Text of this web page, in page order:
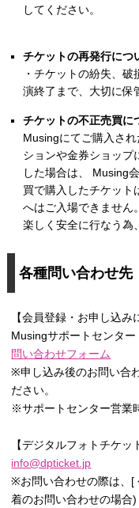
してください。
チケットの再発行につ
・チケットの紛失、
演終了まで、大切に保
チケットの不正売買に
Musingにてご購入さ
ションや金券ショップ
した場合は、 Musing
買で購入したチケット
へはご入場できません
楽しく安全に行なう為
各種問い合わせ先
【会員登録・お申し込み
Musingサポートセンター
問い合わせフォーム
※申し込み後のお問い合
ださい。
※サポートセンター営
【デジタルフォトチケッ
info@dpticket.jp
※お問い合わせの際は、[
着のお問い合わせの場合